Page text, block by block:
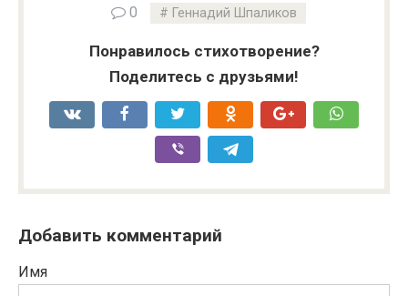
0 Геннадий Шпаликов
Понравилось стихотворение?
Поделитесь с друзьями!
Добавить комментарий
Имя